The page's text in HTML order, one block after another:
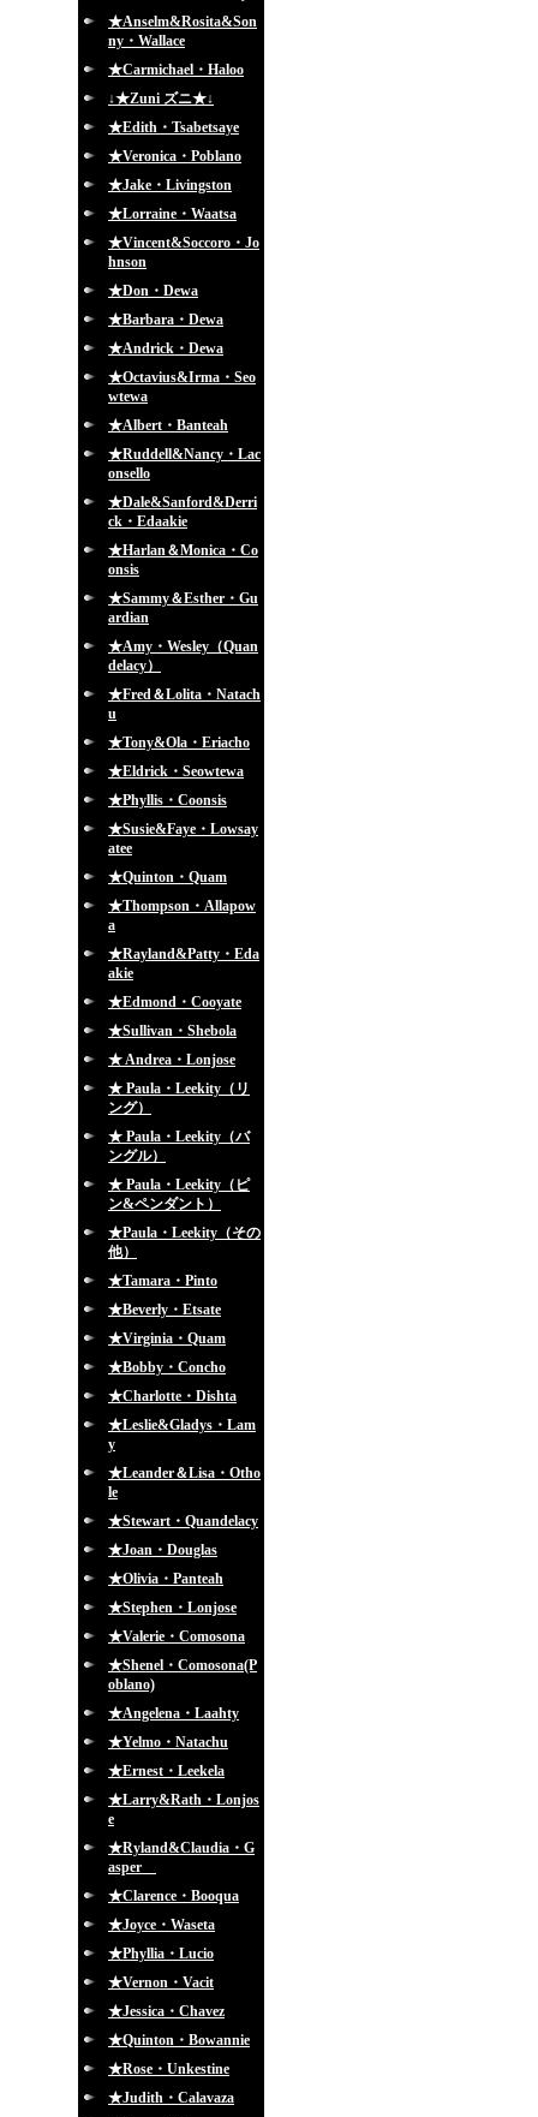
★Anselm&Rosita&Son
ny・Wallace
★Carmichael・Haloo
↓★Zuni ズニ★↓
★Edith・Tsabetsaye
★Veronica・Poblano
★Jake・Livingston
★Lorraine・Waatsa
★Vincent&Soccoro・Jo
hnson
★Don・Dewa
★Barbara・Dewa
★Andrick・Dewa
★Octavius&Irma・Seo
wtewa
★Albert・Banteah
★Ruddell&Nancy・Lac
onsello
★Dale&Sanford&Derri
ck・Edaakie
★Harlan＆Monica・Co
onsis
★Sammy＆Esther・Gu
ardian
★Amy・Wesley（Quan
delacy）
★Fred＆Lolita・Natach
u
★Tony&Ola・Eriacho
★Eldrick・Seowtewa
★Phyllis・Coonsis
★Susie&Faye・Lowsay
atee
★Quinton・Quam
★Thompson・Allapow
a
★Rayland&Patty・Eda
akie
★Edmond・Cooyate
★Sullivan・Shebola
★ Andrea・Lonjose
★ Paula・Leekity（リ
ング）
★ Paula・Leekity（バ
ングル）
★ Paula・Leekity（ピ
ン&ペンダント）
★Paula・Leekity（その
他）
★Tamara・Pinto
★Beverly・Etsate
★Virginia・Quam
★Bobby・Concho
★Charlotte・Dishta
★Leslie&Gladys・Lam
y
★Leander＆Lisa・Otho
le
★Stewart・Quandelacy
★Joan・Douglas
★Olivia・Panteah
★Stephen・Lonjose
★Valerie・Comosona
★Shenel・Comosona(P
oblano)
★Angelena・Laahty
★Yelmo・Natachu
★Ernest・Leekela
★Larry&Rath・Lonjos
e
★Ryland&Claudia・G
asper
★Clarence・Booqua
★Joyce・Waseta
★Phyllia・Lucio
★Vernon・Vacit
★Jessica・Chavez
★Quinton・Bowannie
★Rose・Unkestine
★Judith・Calavaza